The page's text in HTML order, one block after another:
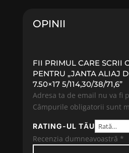
OPINII
FII PRIMUL CARE SCRII
PENTRU „JANTA ALIAJ
7.50×17 5/114,30/38/71,6”
Adresa ta de email nu va fi
Câmpurile obligatorii sunt
RATING-UL TĂU
Recenzia dumneavoastră *